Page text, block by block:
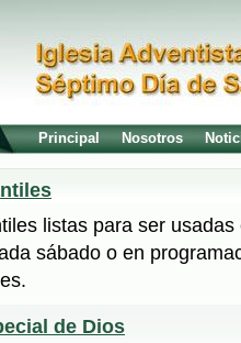
Principal Nosotros
listas para ser
sábado o en
de Dios